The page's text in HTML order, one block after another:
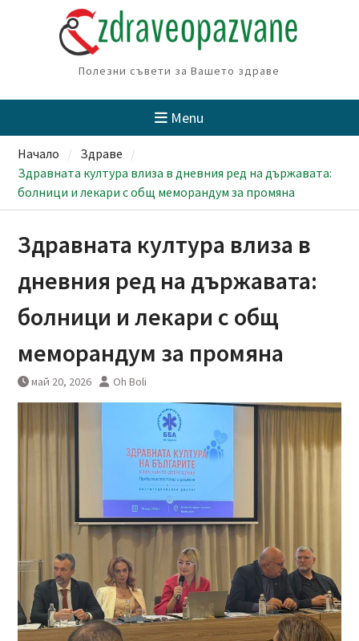
Полезни съвети за Вашето здраве
Menu
Начало
Здраве
Здравната култура влиза в дневния ред на държавата:
болници и лекари с общ меморандум за промяна
Здравната култура влиза в
дневния ред на държавата:
болници и лекари с общ
меморандум за промяна
май 20, 2026 Oh Boli